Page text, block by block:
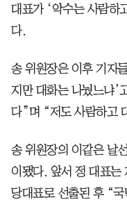
대표가 ‘악수는 사람하
다.
송 위원장은 이후 기자
지만 대화는 나눴느냐’
다”며 “저도 사람하고
송 위원장의 이같은 날
이됐다. 앞서 정 대표는
당대표로 선출된 후 “